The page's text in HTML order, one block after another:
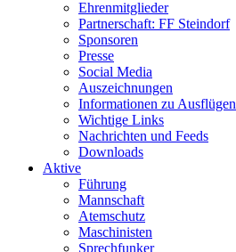
Ehrenmitglieder
Partnerschaft: FF Steindorf
Sponsoren
Presse
Social Media
Auszeichnungen
Informationen zu Ausflügen
Wichtige Links
Nachrichten und Feeds
Downloads
Aktive
Führung
Mannschaft
Atemschutz
Maschinisten
Sprechfunker